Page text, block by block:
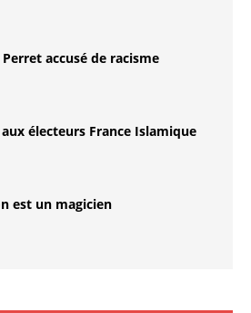
accusé de racisme
électeurs France Islamique
est un magicien